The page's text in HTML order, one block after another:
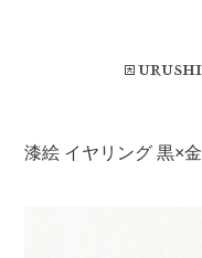
漆絵 イヤリング 黒×金